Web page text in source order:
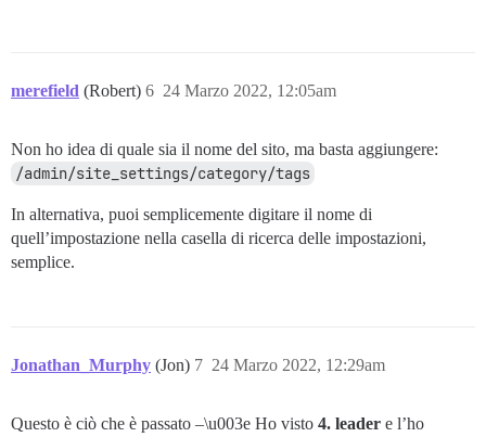
merefield (Robert) 24 Marzo 2022, 12:05am
6
Non ho idea di quale sia il nome del sito, ma basta aggiungere:
/admin/site_settings/category/tags
In alternativa, puoi semplicemente digitare il nome di
quell’impostazione nella casella di ricerca delle impostazioni,
semplice.
Jonathan_Murphy (Jon) 24 Marzo 2022, 12:29am
7
Questo è ciò che è passato –\u003e Ho visto 4. leader e l’ho